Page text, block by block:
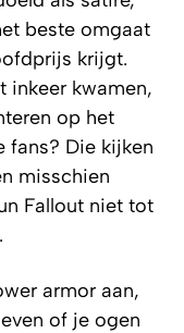
beste omgaat
krijgt.
inkeer kwamen,
op het
fans? Die kijken
misschien
Fallout niet tot
armor aan,
of je ogen